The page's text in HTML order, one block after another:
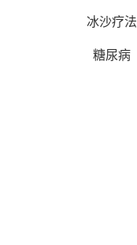
冰沙疗法
糖尿病